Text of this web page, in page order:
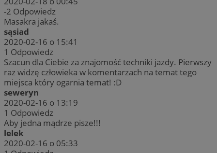
-2 Odpowiedz
Masakra jakaś.
sąsiad
2020-02-16 o 15:41
1 Odpowiedz
Szacun dla Ciebie za znajomość techniki jazdy. Pierwszy
raz widzę człowieka w komentarzach na temat tego
miejsca który ogarnia temat! :D
seweryn
2020-02-16 o 13:19
1 Odpowiedz
Aby jedna mądrze pisze!!!
lelek
2020-02-16 o 05:33